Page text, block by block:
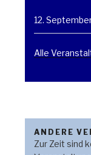
12.
Alle
ANDERE
Zur Zeit sind